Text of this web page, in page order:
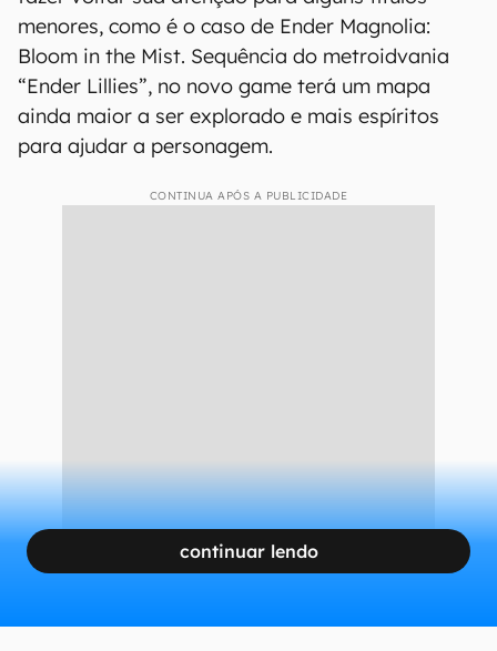
menores, como é o caso de Ender Magnolia:
Bloom in the Mist. Sequência do metroidvania
“Ender Lillies”, no novo game terá um mapa
ainda maior a ser explorado e mais espíritos
para ajudar a personagem.
CONTINUA APÓS A PUBLICIDADE
continuar lendo